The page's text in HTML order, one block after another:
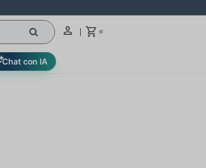
$0
Chat con IA